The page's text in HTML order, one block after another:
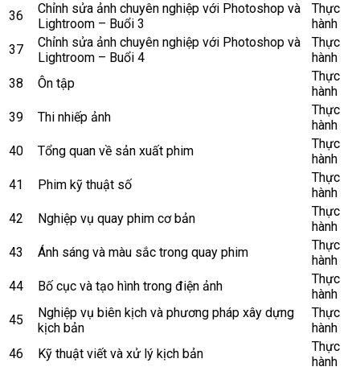
36
Chỉnh sửa ảnh chuyên nghiệp với Photoshop và
Lightroom – Buổi 3
Thực
hành
37
Chỉnh sửa ảnh chuyên nghiệp với Photoshop và
Lightroom – Buổi 4
Thực
hành
38
Ôn tập
Thực
hành
39
Thi nhiếp ảnh
Thực
hành
40
Tổng quan về sản xuất phim
Thực
hành
41
Phim kỹ thuật số
Thực
hành
42
Nghiệp vụ quay phim cơ bản
Thực
hành
43
Ánh sáng và màu sắc trong quay phim
Thực
hành
44
Bố cục và tạo hình trong điện ảnh
Thực
hành
45
Nghiệp vụ biên kịch và phương pháp xây dựng
kịch bản
Thực
hành
46
Kỹ thuật viết và xử lý kịch bản
Thực
hành